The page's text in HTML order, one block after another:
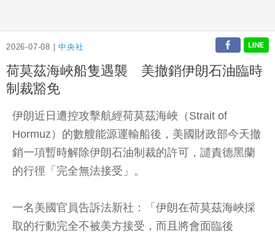
2026-07-08 |中央社
荷莫茲海峽船隻遇襲 美撤銷伊朗石油臨時
制裁豁免
伊朗近日遭控攻擊航經荷莫茲海峽（Strait of
Hormuz）的數艘能源運輸船後，美國財政部今天撤
銷一項暫時解除伊朗石油制裁的許可，譴責德黑蘭
的行徑「完全無法接受」。
一名美國官員告訴法新社：「伊朗在荷莫茲海峽採
取的行動完全不被美方接受，而且將會面臨後